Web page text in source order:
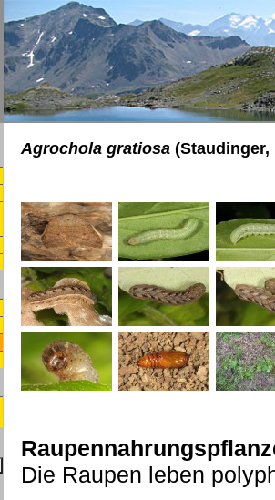
Agrochola gratiosa (Staudinger,
Die Raupen leben